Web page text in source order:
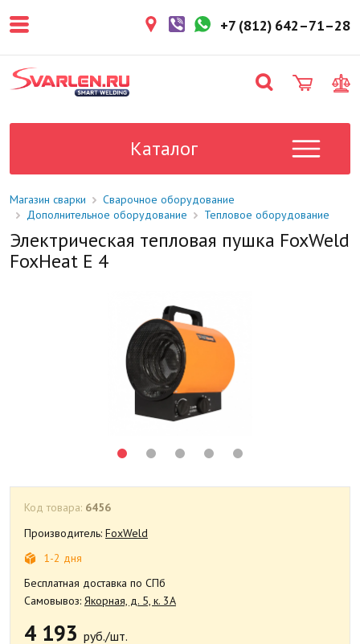
более 3 рабочих дней.
поставки в магазин: 1-2 рабочих
дня.
Данный товар отсутствует на
уточните у менеджера.
+7 (812) 642–71–28
Каталог
Магазин сварки
Сварочное оборудование
Дополнительное оборудование
Тепловое оборудование
Электрическая тепловая пушка FoxWeld
FoxHeat E 4
Код товара: 6456
Производитель: FoxWeld
1-2 дня
Бесплатная доставка по СПб
Самовывоз: Якорная, д. 5, к. 3А
4 193 руб./шт.